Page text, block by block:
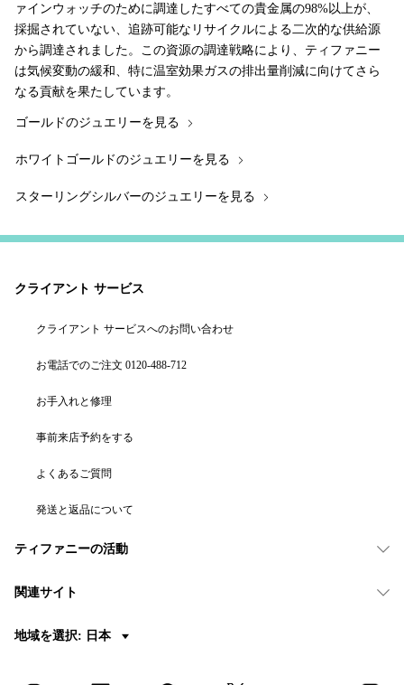
ァインウォッチのために調達したすべての貴金属の98%以上が、
採掘されていない、追跡可能なリサイクルによる二次的な供給源
から調達されました。この資源の調達戦略により、ティファニー
は気候変動の緩和、特に温室効果ガスの排出量削減に向けてさら
なる貢献を果たしています。
ゴールドのジュエリーを見る
ホワイトゴールドのジュエリーを見る
スターリングシルバーのジュエリーを見る
クライアント サービス
クライアント サービスへのお問い合わせ
お電話でのご注文 0120-488-712
お手入れと修理
事前来店予約をする
よくあるご質問
発送と返品について
ティファニーの活動
関連サイト
地域を選択: 日本